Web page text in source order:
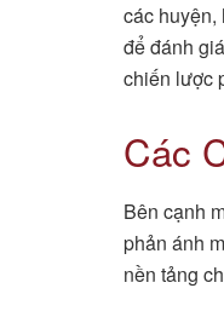
các huyện,
để đánh
chiến lược
Các
Bên cạnh
phản ánh
nền tảng